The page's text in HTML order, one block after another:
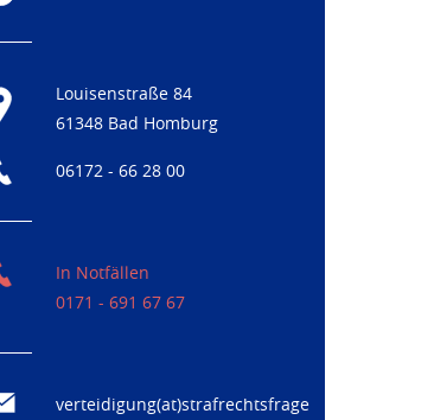
Louisenstraße 84
61348 Bad Homburg
06172 - 66 28 00
In Notfällen
0171 - 691 67 67
verteidigung(at)strafrechtsfrage